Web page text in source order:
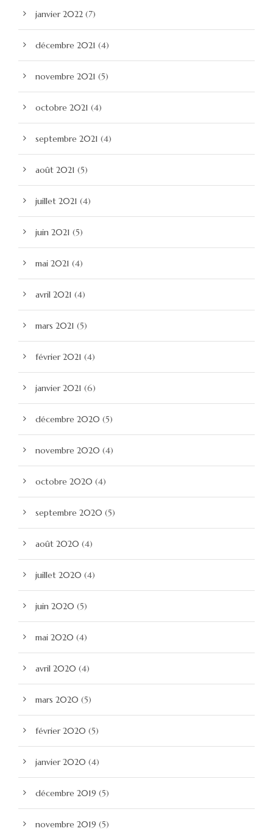
janvier 2022 (7)
décembre 2021 (4)
novembre 2021 (5)
octobre 2021 (4)
septembre 2021 (4)
août 2021 (5)
juillet 2021 (4)
juin 2021 (5)
mai 2021 (4)
avril 2021 (4)
mars 2021 (5)
février 2021 (4)
janvier 2021 (6)
décembre 2020 (5)
novembre 2020 (4)
octobre 2020 (4)
septembre 2020 (5)
août 2020 (4)
juillet 2020 (4)
juin 2020 (5)
mai 2020 (4)
avril 2020 (4)
mars 2020 (5)
février 2020 (5)
janvier 2020 (4)
décembre 2019 (5)
novembre 2019 (5)